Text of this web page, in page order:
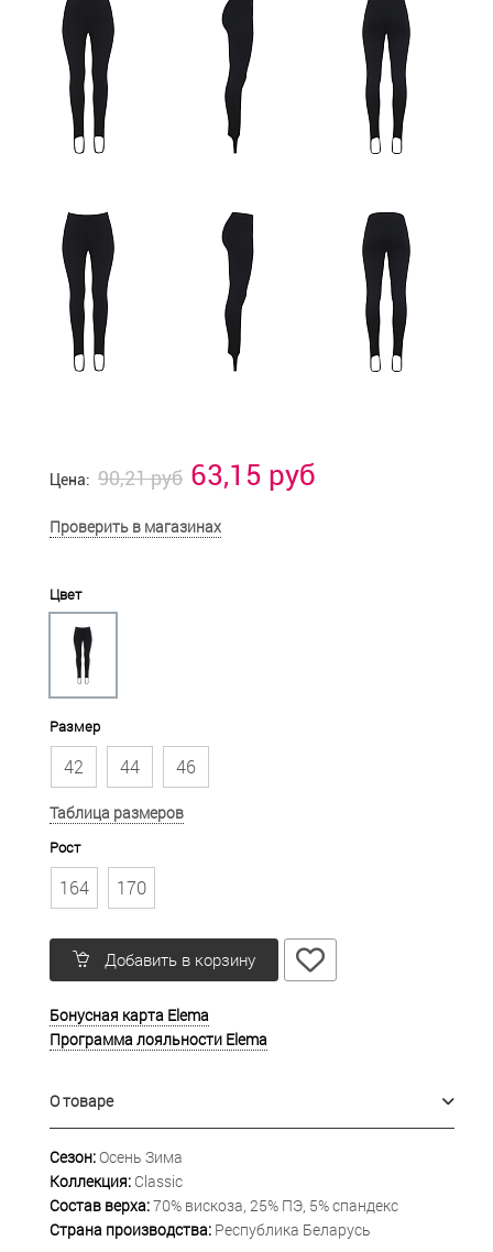
Цена: 90,21 руб 63,15 руб
Проверить в магазинах
Цвет
Размер
42 44 46
Таблица размеров
Рост
164 170
Добавить в корзину
Бонусная карта Elema
Программа лояльности Elema
О товаре
Сезон:Осень Зима
Коллекция: Classic
Состав верха:70% вискоза, 25% ПЭ, 5% спандекс
Страна производства: Республика Беларусь